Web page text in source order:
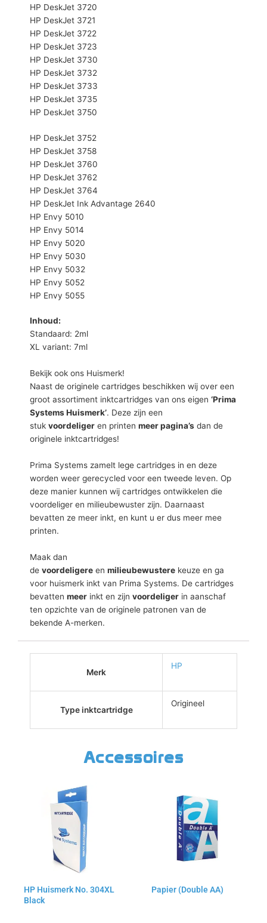
HP DeskJet 3720
HP DeskJet 3721
HP DeskJet 3722
HP DeskJet 3723
HP DeskJet 3730
HP DeskJet 3732
HP DeskJet 3733
HP DeskJet 3735
HP DeskJet 3750
HP DeskJet 3752
HP DeskJet 3758
HP DeskJet 3760
HP DeskJet 3762
HP DeskJet 3764
HP DeskJet Ink Advantage 2640
HP Envy 5010
HP Envy 5014
HP Envy 5020
HP Envy 5030
HP Envy 5032
HP Envy 5052
HP Envy 5055
Inhoud:
Standaard: 2ml
XL variant: 7ml
Bekijk ook ons Huismerk!
Naast de originele cartridges beschikken wij over een
groot assortiment inktcartridges van ons eigen ‘Prima
Systems Huismerk’. Deze zijn een
stuk voordeliger en printen meer pagina’s dan de
originele inktcartridges!
Prima Systems zamelt lege cartridges in en deze
worden weer gerecycled voor een tweede leven. Op
deze manier kunnen wij cartridges ontwikkelen die
voordeliger en milieubewuster zijn. Daarnaast
bevatten ze meer inkt, en kunt u er dus meer mee
printen.
Maak dan
de voordeligere en milieubewustere keuze en ga
voor huismerk inkt van Prima Systems. De cartridges
bevatten meer inkt en zijn voordeliger in aanschaf
ten opzichte van de originele patronen van de
bekende A-merken.
Merk
HP
Type inktcartridge
Origineel
Accessoires
HP Huismerk No. 304XL
Black
gekozen
worden
Papier (Double AA)
gekozen